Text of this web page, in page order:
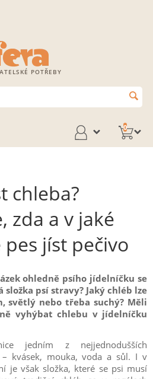
POTŘEBY
0
chleba?
zda a v jaké
jíst pečivo
ohledně psího jídelníčku se
složka psí stravy? Jaký chléb lze
světlý nebo třeba suchý? Měli
vyhýbat chlebu v jídelníčku
jedním z nejjednodušších
– kvásek, mouka, voda a sůl. I v
je však složka, které se psi musí